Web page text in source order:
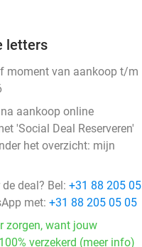
letters
moment van aankoop t/m
na aankoop online
'Social Deal Reserveren'
het overzicht: mijn
deal? Bel: +31 88 205 05
met: +31 88 205 05 05
zorgen, want jouw
verzekerd (meer info)